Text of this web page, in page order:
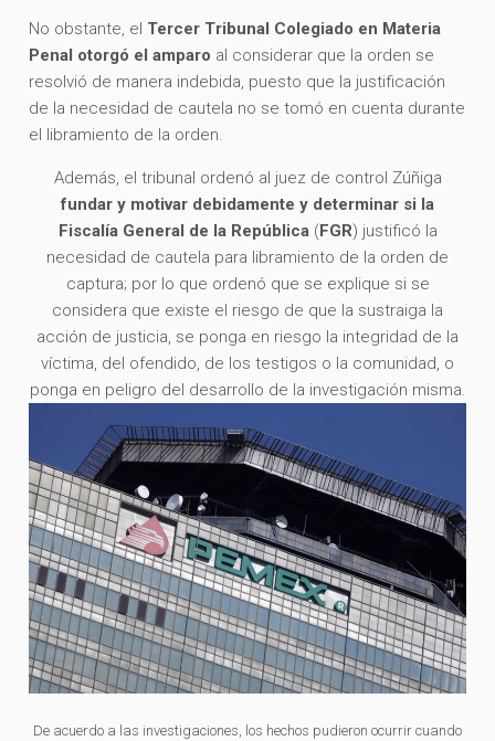
No obstante, el Tercer Tribunal Colegiado en Materia
Penal otorgó el amparo al considerar que la orden se
resolvió de manera indebida, puesto que la justificación
de la necesidad de cautela no se tomó en cuenta durante
el libramiento de la orden.
Además, el tribunal ordenó al juez de control Zúñiga
fundar y motivar debidamente y determinar si la
Fiscalía General de la República(FGR) justificó la
necesidad de cautela para libramiento de la orden de
captura; por lo que ordenó que se explique si se
considera que existe el riesgo de que la sustraiga la
acción de justicia, se ponga en riesgo la integridad de la
víctima, del ofendido, de los testigos o la comunidad, o
ponga en peligro del desarrollo de la investigación misma.
De acuerdo a las investigaciones, los hechos pudieron ocurrir cuando